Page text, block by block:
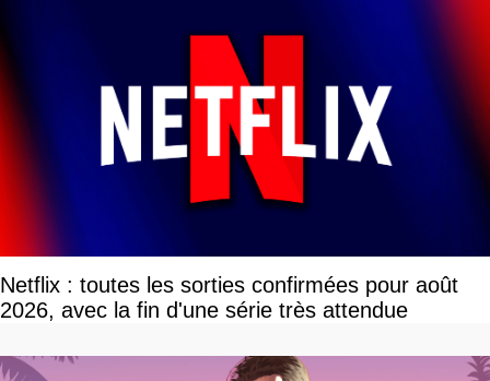
Netflix : toutes les sorties confirmées pour août
2026, avec la fin d'une série très attendue